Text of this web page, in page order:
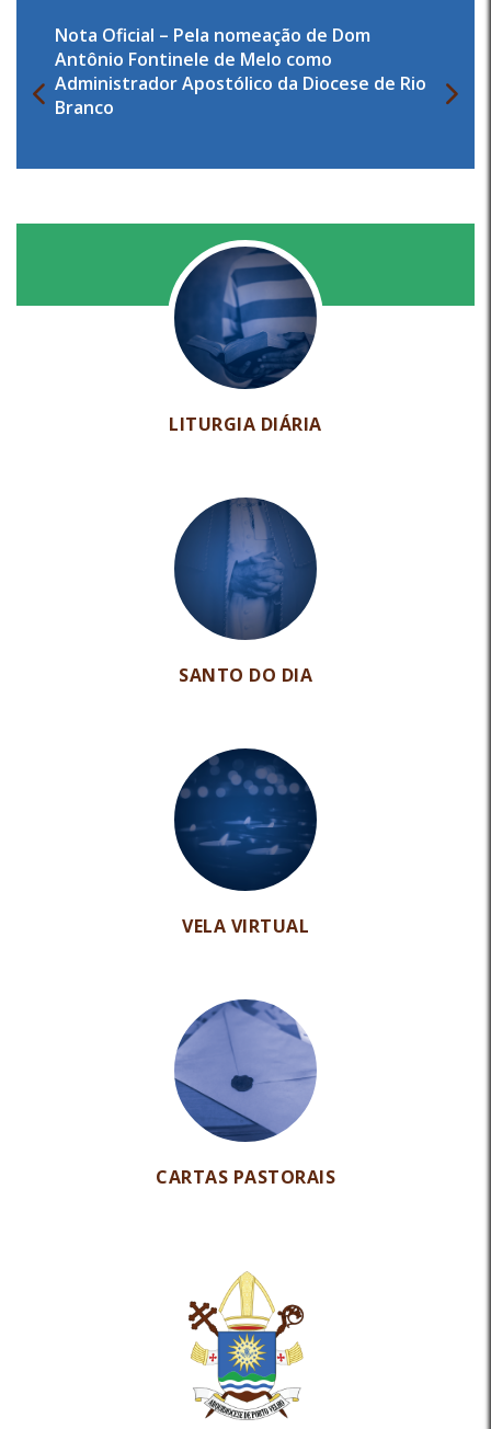
Nota Oficial – Pela nomeação de Dom
Antônio Fontinele de Melo como
Administrador Apostólico da Diocese de Rio
Branco
LITURGIA DIÁRIA
SANTO DO DIA
VELA VIRTUAL
CARTAS PASTORAIS